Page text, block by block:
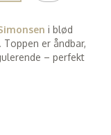
i blød
er åndbar,
– perfekt